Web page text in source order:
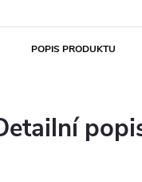
POPIS PRODUKTU